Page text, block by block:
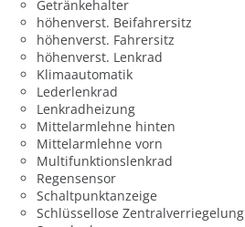
Getränkehalter
höhenverst. Beifahrersitz
höhenverst. Fahrersitz
höhenverst. Lenkrad
Klimaautomatik
Lederlenkrad
Lenkradheizung
Mittelarmlehne hinten
Mittelarmlehne vorn
Multifunktionslenkrad
Regensensor
Schaltpunktanzeige
Schlüssellose Zentralverriegelung